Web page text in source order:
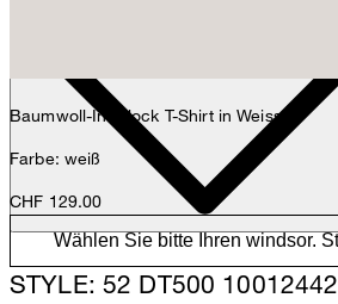
Baumwoll-Interlock T-Shirt in Weiss
Farbe: weiß
CHF 129.00
STYLE: 52 DT500 10012442